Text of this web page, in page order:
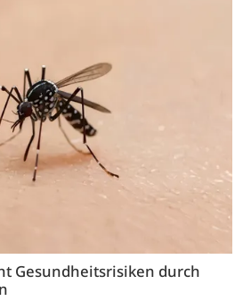
Gesundheitsrisiken durch